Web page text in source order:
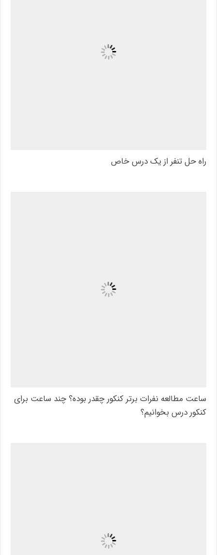
راه حل تنفر از یک درس خاص
ساعت مطالعه نفرات برتر کنکور چقدر بوده؟ چند ساعت برای
کنکور درس بخوانیم؟